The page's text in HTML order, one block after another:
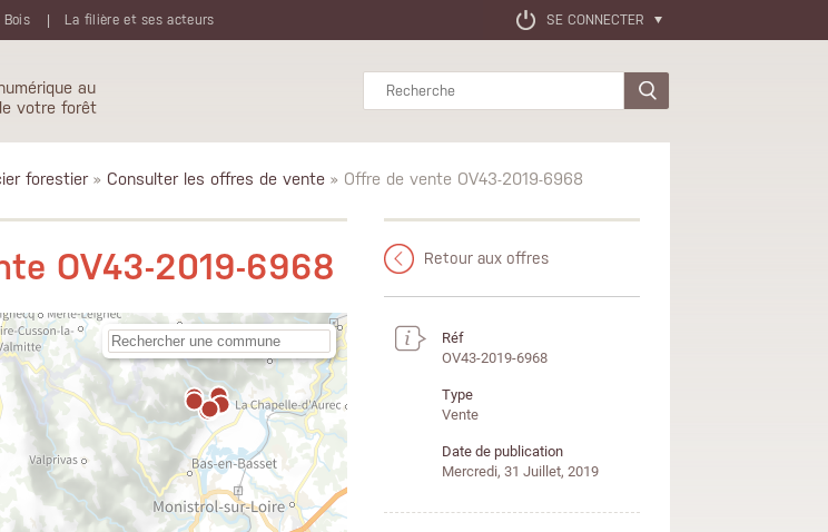
Bois La filière et ses acteurs SE CONNECTER
au
votre forêt
Rechercher
forestier» Consulter les offres de vente » Offre de vente OV43-2019-6968
OV43-2019-6968 Retour aux offres
Réf
OV43-2019-6968
Type
Vente
Date de publication
Mercredi, 31 Juillet, 2019